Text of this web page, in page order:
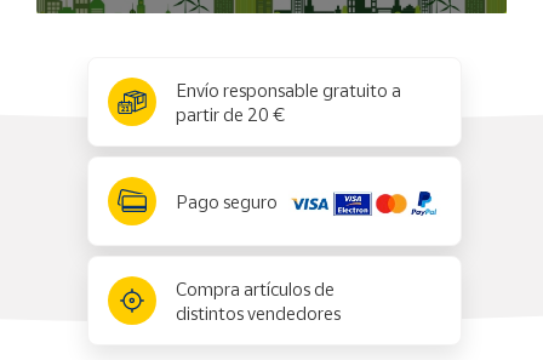
Envío responsable gratuito a
partir de 20 €
Pago seguro
Compra artículos de
distintos vendedores